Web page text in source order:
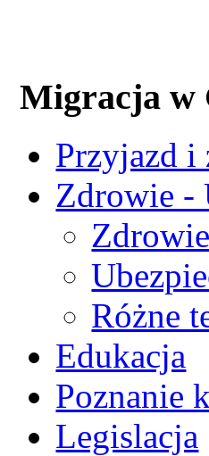
Migracja w
Przyjazd i
Zdrowie -
Zdrowie
Różne
Edukacja
Poznanie
Legislacja